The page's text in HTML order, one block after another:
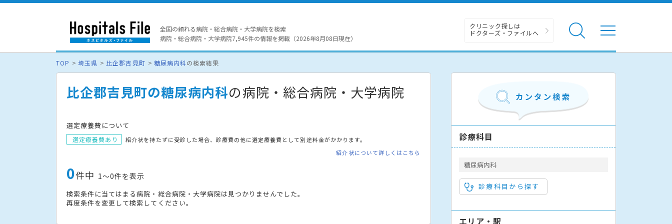
全国の頼れる病院・総合病院・大学病院を検索
病院・総合病院・大学病院7,945件の情報を掲載（2026年8月08日現在）
クリニック探しは
ドクターズ・ファイルへ
TOP 埼玉県 比企郡吉見町 糖尿病内科の検索結果
比企郡吉見町の糖尿病内科の病院・総合病院・大学病院
選定療養費について
選定療養費あり
紹介状を持たずに受診した場合、診療費の他に選定療養費として別途料金がかかります。
紹介状について詳しくはこちら
0件中 1〜0件を表示
検索条件に当てはまる病院・総合病院・大学病院は見つかりませんでした。
再度条件を変更して検索してください。
診療科目
糖尿病内科
診療科目から探す
エリア・駅